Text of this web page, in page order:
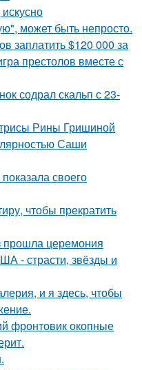
может быть непросто.
заплатить $120 000 за
престолов вместе с
содрал скальп с 23-
Рины Гришиной
Саши
своего
чтобы прекратить
прошла церемония
- страсти, звёзды и
и я здесь, чтобы
фронтовик окопные